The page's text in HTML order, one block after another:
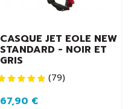
CASQUE JET EOLE NEW
STANDARD - NOIR ET
GRIS
(79)
67,90 €